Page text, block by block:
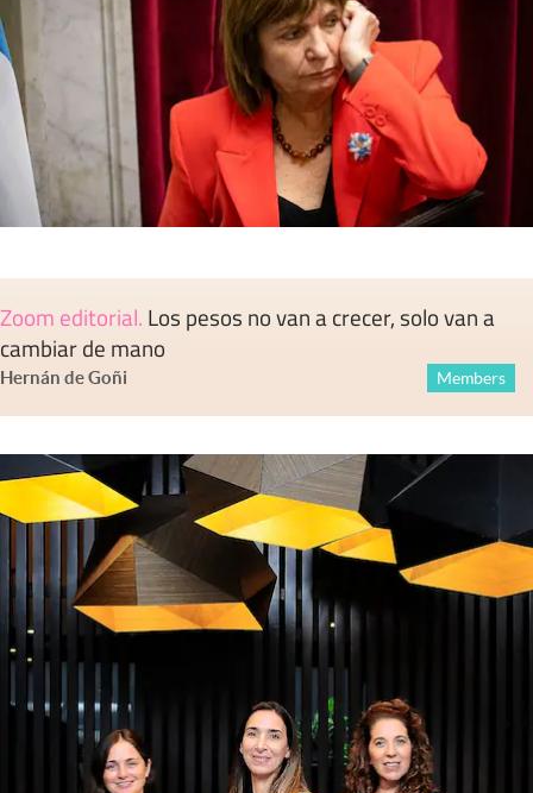
Zoom editorial. Los pesos no van a crecer, solo van a
cambiar de mano
Hernán de Goñi Members